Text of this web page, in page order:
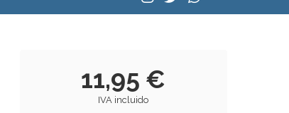
11,95 €
IVA incluido